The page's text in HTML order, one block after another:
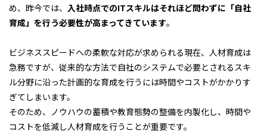
め、昨今では、 入社時点でのITスキルはそれほど問わずに「自社
育成」を行う必要性が高まってきています。
ビジネススピードへの柔軟な対応が求められる現在、人材育成は
急務ですが、従来的な方法で自社のシステムで必要とされるスキ
ル分野に沿った計画的な育成を行うには時間やコストがかかりす
ぎてしまいます。
そのため、ノウハウの蓄積や教育態勢の整備を内製化し、時間や
コストを低減し人材育成を行うことが重要です。